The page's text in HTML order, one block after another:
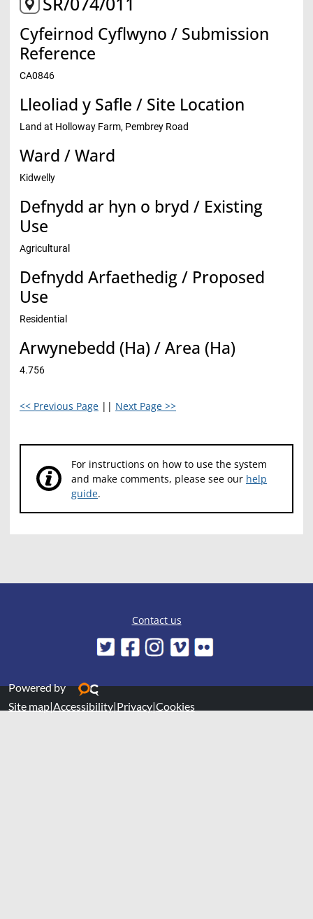
Cyfeirnod Cyflwyno / Submission
Reference
CA0846
Lleoliad y Safle / Site Location
Land at Holloway Farm, Pembrey Road
Ward / Ward
Kidwelly
Defnydd ar hyn o bryd / Existing
Use
Agricultural
Defnydd Arfaethedig / Proposed
Use
Residential
Arwynebedd (Ha) / Area (Ha)
4.756
<< Previous Page || Next Page >>
For instructions on how to use the system
and make comments, please see our help
guide.
Contact us
Powered by
Site map|Accessibility|Privacy|Cookies